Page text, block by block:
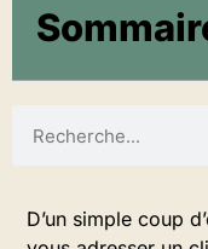
D’un simple coup